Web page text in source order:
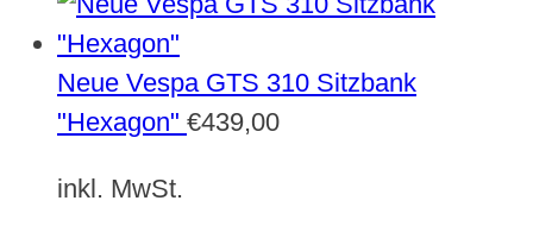
Neue Vespa GTS 310 Sitzbank
"Hexagon" €439,00
inkl. MwSt.